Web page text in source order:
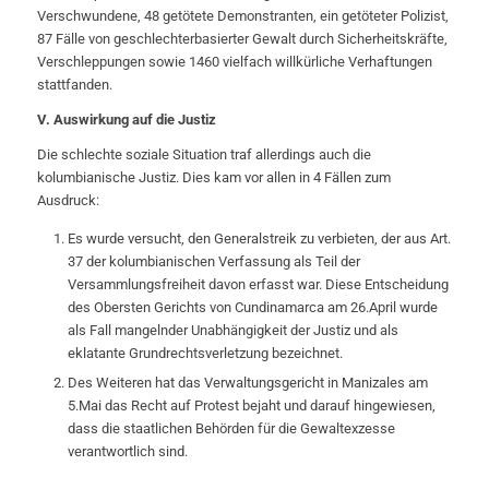
Verschwundene, 48 getötete Demonstranten, ein getöteter Polizist,
87 Fälle von geschlechterbasierter Gewalt durch Sicherheitskräfte,
Verschleppungen sowie 1460 vielfach willkürliche Verhaftungen
stattfanden.
V. Auswirkung auf die Justiz
Die schlechte soziale Situation traf allerdings auch die
kolumbianische Justiz. Dies kam vor allen in 4 Fällen zum
Ausdruck:
Es wurde versucht, den Generalstreik zu verbieten, der aus Art.
37 der kolumbianischen Verfassung als Teil der
Versammlungsfreiheit davon erfasst war. Diese Entscheidung
des Obersten Gerichts von Cundinamarca am 26.April wurde
als Fall mangelnder Unabhängigkeit der Justiz und als
eklatante Grundrechtsverletzung bezeichnet.
Des Weiteren hat das Verwaltungsgericht in Manizales am
5.Mai das Recht auf Protest bejaht und darauf hingewiesen,
dass die staatlichen Behörden für die Gewaltexzesse
verantwortlich sind.